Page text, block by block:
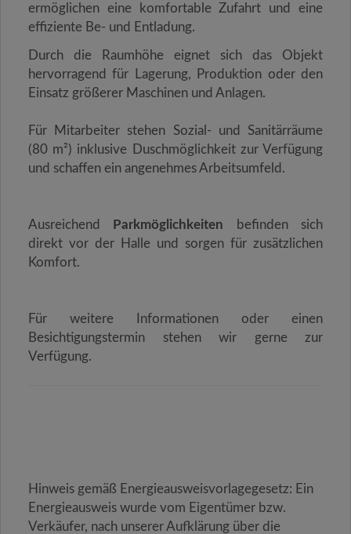
ermöglichen eine komfortable Zufahrt und eine
effiziente Be- und Entladung.
Durch die Raumhöhe eignet sich das Objekt
hervorragend für Lagerung, Produktion oder den
Einsatz größerer Maschinen und Anlagen.
Für Mitarbeiter stehen Sozial- und Sanitärräume
(80 m²) inklusive Duschmöglichkeit zur Verfügung
und schaffen ein angenehmes Arbeitsumfeld.
Ausreichend Parkmöglichkeiten befinden sich
direkt vor der Halle und sorgen für zusätzlichen
Komfort.
Für weitere Informationen oder einen
Besichtigungstermin stehen wir gerne zur
Verfügung.
Hinweis gemäß Energieausweisvorlagegesetz: Ein
Energieausweis wurde vom Eigentümer bzw.
Verkäufer, nach unserer Aufklärung über die